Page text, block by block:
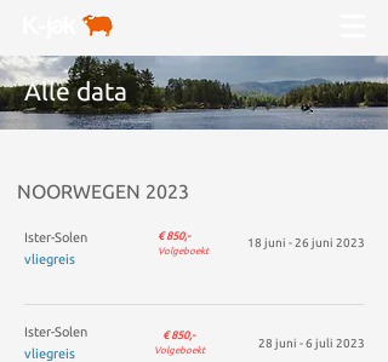
Alle data
NOORWEGEN 2023
Ister-Solen
vliegreis
€ 850,-
Volgeboekt
18 juni - 26 juni 2023
Ister-Solen
vliegreis
28 juni - 6 juli 2023
€ 850,-
Volgeboekt